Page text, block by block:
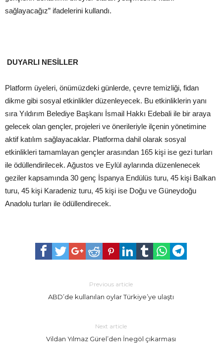
sağlayacağız” ifadelerini kullandı.
DUYARLI NESİLLER
Platform üyeleri, önümüzdeki günlerde, çevre temizliği, fidan
dikme gibi sosyal etkinlikler düzenleyecek. Bu etkinliklerin yanı
sıra Yıldırım Belediye Başkanı İsmail Hakkı Edebali ile bir araya
gelecek olan gençler, projeleri ve önerileriyle ilçenin yönetimine
aktif katılım sağlayacaklar. Platforma dahil olarak sosyal
etkinlikleri tamamlayan gençler arasından 165 kişi ise gezi turları
ile ödüllendirilecek. Ağustos ve Eylül aylarında düzenlenecek
geziler kapsamında 30 genç İspanya Endülüs turu, 45 kişi Balkan
turu, 45 kişi Karadeniz turu, 45 kişi ise Doğu ve Güneydoğu
Anadolu turları ile ödüllendirecek.
Previous article
ABD’de kullanılan oylar Türkiye’ye ulaştı
Next article
Vildan Yılmaz Gürel’den İnegöl çıkarması